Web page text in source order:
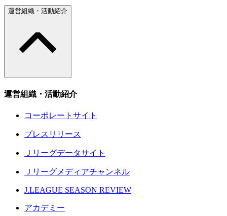
運営組織・活動紹介
運営組織・活動紹介
コーポレートサイト
プレスリリース
Ｊリーグデータサイト
Ｊリーグメディアチャンネル
J.LEAGUE SEASON REVIEW
アカデミー